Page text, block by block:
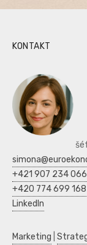
KONTAKT
+421 907 234 066
+420 774 699 168
LinkedIn
Marketing